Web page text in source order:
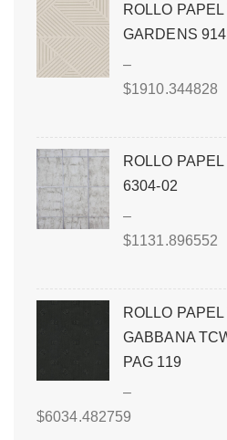
ROLLO
GARDENS
–
$1910.344828
ROLLO
6304-02
–
$1131.896552
ROLLO
GABBANA
PAG 119
–
$6034.482759